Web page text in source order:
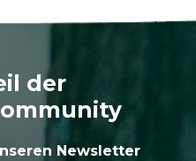
der
Newsletter